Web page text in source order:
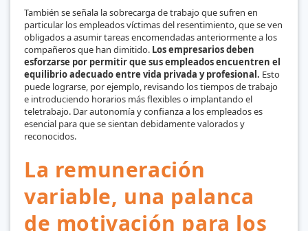
También se señala la sobrecarga de trabajo que sufren en
particular los empleados víctimas del resentimiento, que se ven
obligados a asumir tareas encomendadas anteriormente a los
compañeros que han dimitido. Los empresarios deben
esforzarse por permitir que sus empleados encuentren el
equilibrio adecuado entre vida privada y profesional. Esto
puede lograrse, por ejemplo, revisando los tiempos de trabajo
e introduciendo horarios más flexibles o implantando el
teletrabajo. Dar autonomía y confianza a los empleados es
esencial para que se sientan debidamente valorados y
reconocidos.
La remuneración
variable, una palanca
de motivación para los